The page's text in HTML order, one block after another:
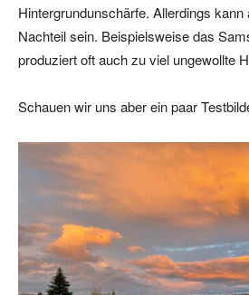
Hintergrundunschärfe. Allerdings kann
Nachteil sein. Beispielsweise das
produziert oft auch zu viel ungewollte
Schauen wir uns aber ein paar